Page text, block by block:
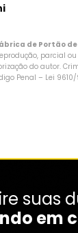
de Portão
parcial
do autor.
Penal – Lei
suas
em